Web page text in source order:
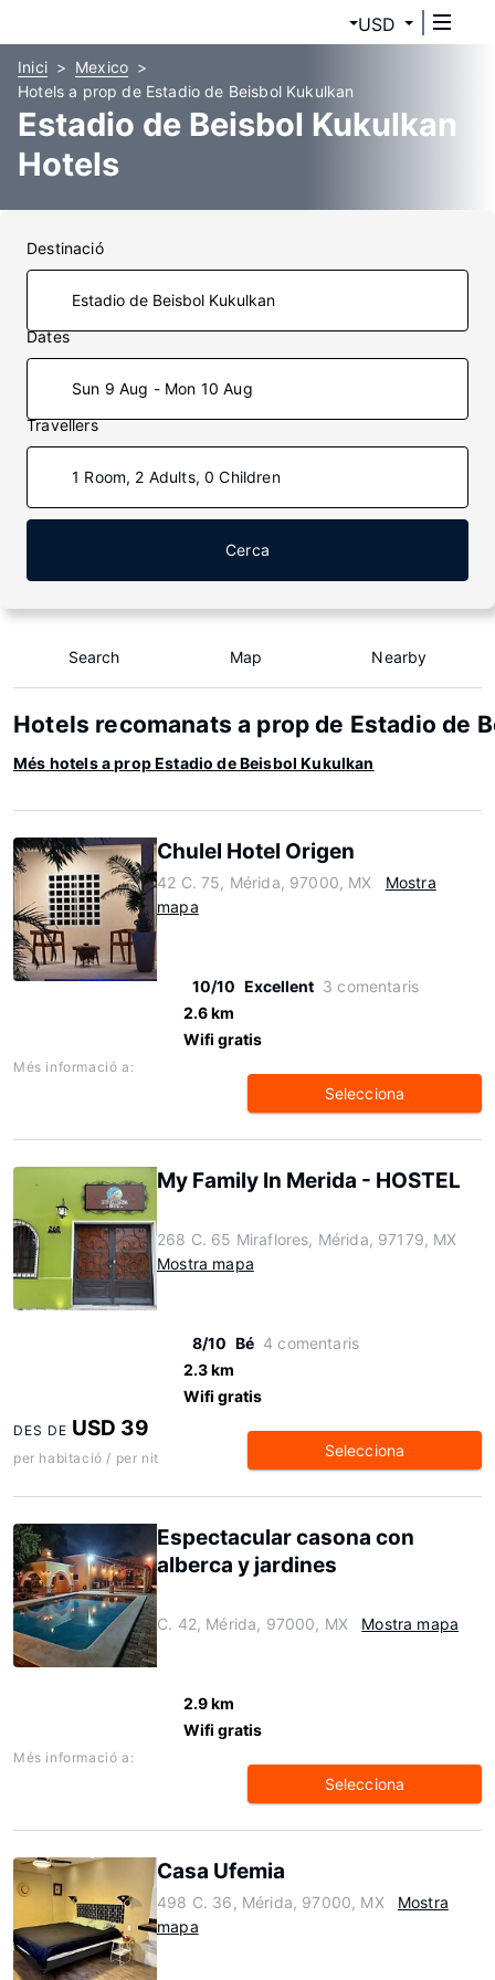
USD
Inici
Mexico
Hotels a prop de Estadio de Beisbol Kukulkan
Estadio de Beisbol Kukulkan
Hotels
Destinació
Dates
Sun 9 Aug - Mon 10 Aug
Travellers
1 Room, 2 Adults, 0 Children
Cerca
Search Map Nearby
Hotels recomanats a prop de Estadio de
Més hotels a prop Estadio de Beisbol Kukulkan
Chulel Hotel Origen
42 C. 75, Mérida, 97000, MX
Mostra
mapa
10/10 Excellent 3 comentaris
2.6 km
Wifi gratis
Més informació a:
Selecciona
My Family In Merida - HOSTEL
268 C. 65 Miraflores, Mérida, 97179, MX
Mostra mapa
8/10 Bé 4 comentaris
2.3 km
Wifi gratis
DES DE USD 39
per habitació / per nit Selecciona
Espectacular casona con
alberca y jardines
C. 42, Mérida, 97000, MX Mostra mapa
2.9 km
Wifi gratis
Més informació a:
Selecciona
Casa Ufemia
498 C. 36, Mérida, 97000, MX
Mostra
mapa